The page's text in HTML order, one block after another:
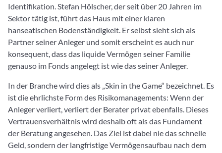
Identifikation. Stefan Hölscher, der seit über 20 Jahren im
Sektor tätig ist, führt das Haus mit einer klaren
hanseatischen Bodenständigkeit. Er selbst sieht sich als
Partner seiner Anleger und somit erscheint es auch nur
konsequent, dass das liquide Vermögen seiner Familie
genauso im Fonds angelegt ist wie das seiner Anleger.
In der Branche wird dies als „Skin in the Game“ bezeichnet. Es
ist die ehrlichste Form des Risikomanagements: Wenn der
Anleger verliert, verliert der Berater privat ebenfalls. Dieses
Vertrauensverhältnis wird deshalb oft als das Fundament
der Beratung angesehen. Das Ziel ist dabei nie das schnelle
Geld, sondern der langfristige Vermögensaufbau nach dem